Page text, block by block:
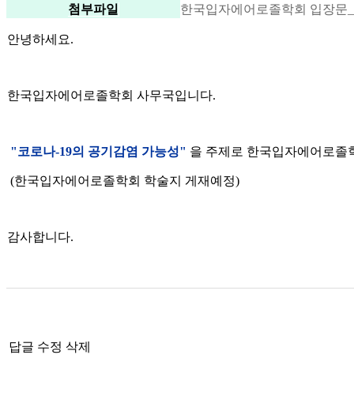
첨부파일
한국입자에어로졸학회 입장문
안녕하세요.
한국입자에어로졸학회 사무국입니다.
"코로나-19의 공기감염 가능성" 을 주제로 한국입자에어로졸
(한국입자에어로졸학회 학술지 게재예정)
감사합니다.
답글 수정 삭제